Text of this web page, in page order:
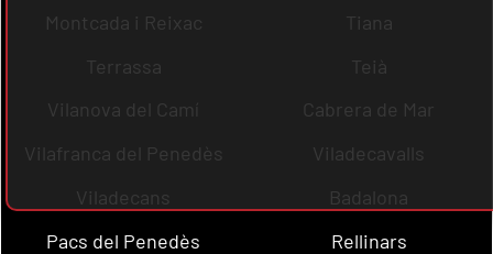
Montcada i Reixac
Tiana
Terrassa
Teià
Vilanova del Camí
Cabrera de Mar
Vilafranca del Penedès
Viladecavalls
Viladecans
Badalona
Pacs del Penedès
Rellinars